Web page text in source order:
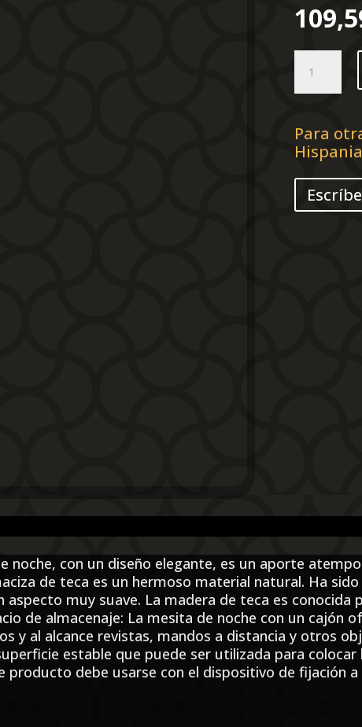
noche
maciza
de
40x30x50
cm
Para
Hispania
noche, con un diseño elegante, es un aporte
de teca es un hermoso material natural. Ha
muy suave. La madera de teca es conocida
de almacenaje: La mesita de noche con un cajón
y al alcance revistas, mandos a distancia y otros
estable que puede ser utilizada para
producto debe usarse con el dispositivo de fijación a